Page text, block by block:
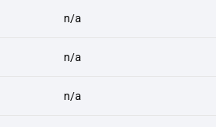
n/a
n/a
n/a